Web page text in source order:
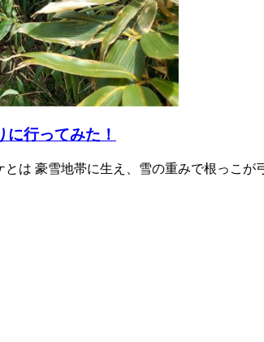
行ってみた！
は 豪雪地帯に生え、雪の重みで根っこ